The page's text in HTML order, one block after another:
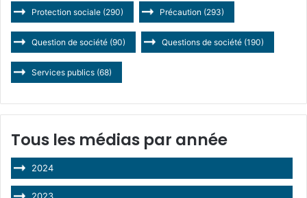
Protection sociale (290) Précaution (293)
Question de société (90) Questions de société (190)
Services publics (68)
Tous les médias par année
2024
2023